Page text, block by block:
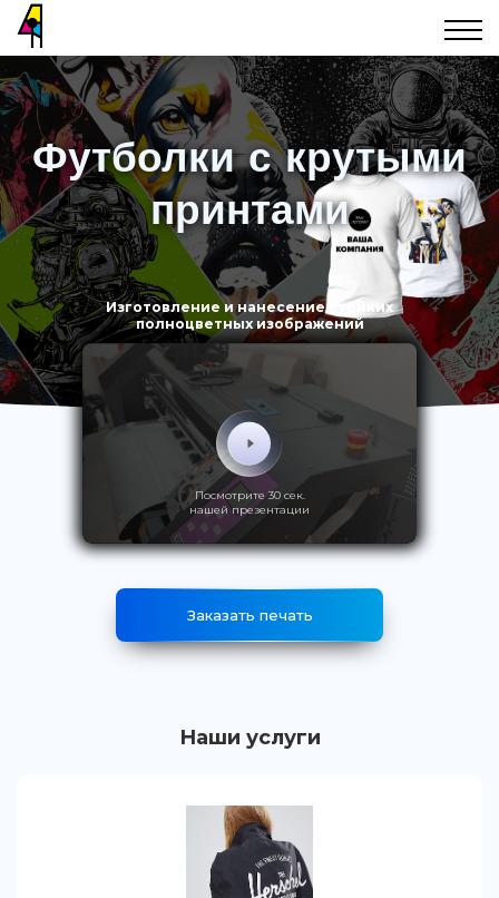
Футболки с крутыми
принтами
Изготовление и нанесение стойких
полноцветных изображений
Посмотрите 30 сек.
нашей презентации
Заказать печать
Наши услуги